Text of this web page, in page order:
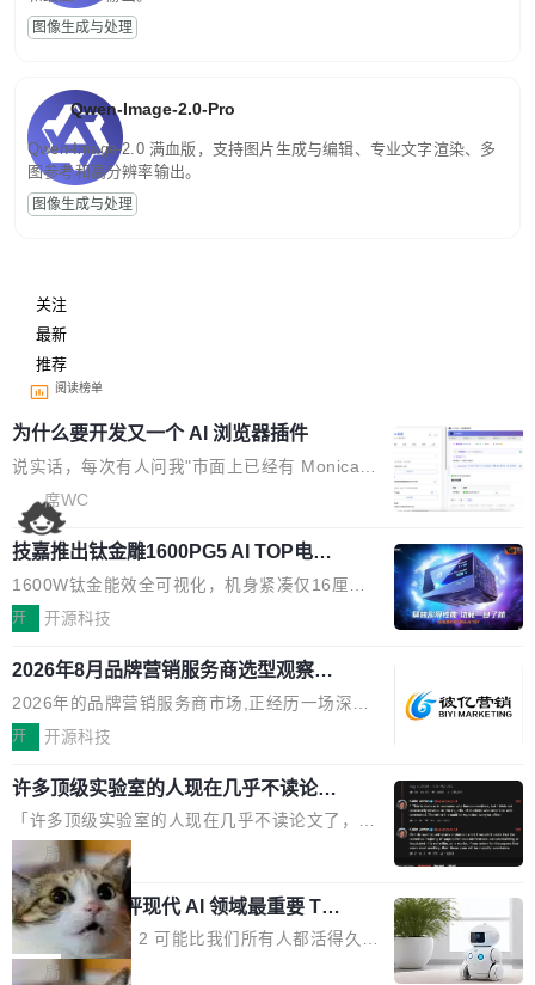
图像生成与处理
Qwen-Image-2.0-Pro
Qwen-Image-2.0 满血版，支持图片生成与编辑、专业文字渲染、多
图参考和高分辨率输出。
图像生成与处理
关注
最新
推荐
阅读榜单
为什么要开发又一个 AI 浏览器插件
说实话，每次有人问我"市面上已经有 Monica、
Sider、Copilot for Chrome 这些 AI 浏览器插件
了，你为什么还要再做一个"，我都觉得这个问题
问得好。 因为我自己也是从用户变成开发者的。
现有产品的天花板 我用过不少 AI 浏览器插件。
刚开始觉得都挺好——选中一段文字，弹出解
要。但用久了你会发现，它们本质上都是同一类
东西：一个带网页上下文的聊天框。 它们能读取
页面的文本，然后把文本丢给大模型，再返回一
段回答。仅此而已。 这当然有用，但总觉得差点
意思。比如我在一个后台管理系统里，需要填50
个表单字段，每个字段还有联动逻辑；比如我
想...
席WC
技嘉推出钛金雕1600PG5 AI TOP电
源：为发烧级主机与本地AI算力打造旗
舰供电方案
1600W钛金能效全可视化，机身紧凑仅16厘米
继2026台北电脑展首度亮相后，技嘉科技近日正
电源专为发烧级DIY主机与本地AI算力平台打
造，整机长度仅16厘米，提供1600W额定功率
与80PLUS钛金能效；支持ATX 3.1与PCIe 5.1
规范，结合服务器级元件、完善供电线材与内置
实时LCD监控屏，可充分满足当下高阶PC主机
的严苛使用需求。 澎湃功率，紧凑机身 钛金雕1
600PG5 AI TOP具备强悍输出功率，同时实现
机身尺寸大幅精简。整机长度仅16厘米，属于同
功率段机身尺寸十分紧凑的1600W电源产品。小
巧机身有效提升市面主流标准A...
开 开源科技
2026年8月品牌营销服务商选型观察：
从流量思维到品牌资产思维的范式转移
2026年的品牌营销服务商市场,正经历一场深刻
的价值重构。全球全案品牌代理机构市场从2025
复合增长率达5.44%,预计2032年将突破120亿美
元。数字广告与公共关系相关服务市场更是从20
25年的8463亿美元扩张至2026年的8763亿美
元。数字的背后是一个清晰的事实——品牌对专
业化营销服务的需求从未如此迫切。 但市场扩容
的同时,服务商的竞争逻辑正在改变。2026年Top
Agency年度合辑的观察指出,“产品”这个离消费
开 开源科技
许多顶级实验室的人现在几乎不读论文
了
「许多顶级实验室的人现在几乎不读论文了，而
且他们认为 ICLR/ICML/NeurIPS 充斥着大量过
度宣传和欺诈。」 OpenAI 研究员 Keller Jorda
n 这条推文引发了广泛讨论。他不是在说风凉
话，他是说出了一个圈内人尽皆知但很少公开捅
破的事实。 Jordan 随后补充了一句软化声明：
局
xAI 前工程师评现代 AI 领域最重要 Top
3 开源项目
Flash Attention 2 可能比我们所有人都活得久。
这句话不是来自某个技术博客，而是出自 Hieu
局